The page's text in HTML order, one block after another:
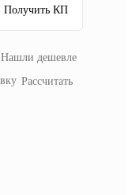
Получить КП
Нашли дешевле
Рассчитать